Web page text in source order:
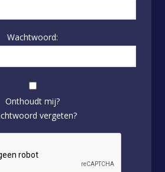
Wachtwoord:
Onthoudt mij?
vergeten?